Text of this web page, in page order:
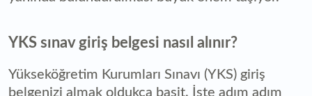
YKS sınav giriş belgesi nasıl alınır?
Yükseköğretim Kurumları Sınavı (YKS) giriş
belgenizi almak oldukça basit. İşte adım adım